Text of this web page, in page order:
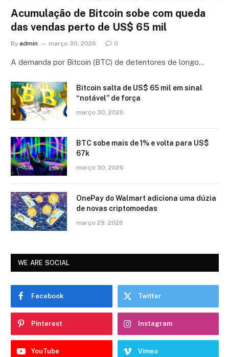
Acumulação de Bitcoin sobe com queda
das vendas perto de US$ 65 mil
By admin março 30, 2026 0
A demanda por Bitcoin (BTC) de detentores de longo…
Bitcoin salta de US$ 65 mil em sinal
“notável” de força
março 30, 2026
BTC sobe mais de 1% e volta para US$
67k
março 30, 2026
OnePay do Walmart adiciona uma dúzia
de novas criptomoedas
março 29, 2026
WE ARE SOCIAL
Facebook Twitter
Pinterest Instagram
YouTube Vimeo